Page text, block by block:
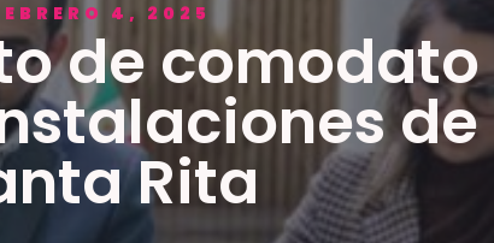
4, 2025
de
de
Rita